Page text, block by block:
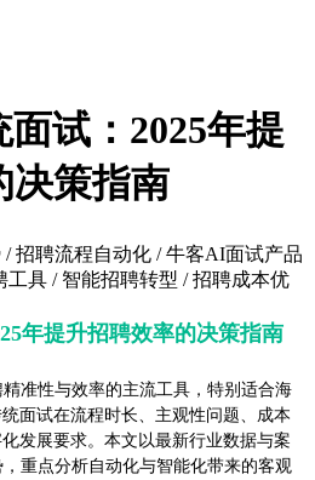
试：2025年提
决策指南
招聘流程自动化 / 牛客AI面试产品
工具 / 智能招聘转型 / 招聘成本优
年提升招聘效率的决策指南
准性与效率的主流工具，特别适合海
面试在流程时长、主观性问题、成本
发展要求。本文以最新行业数据与案
重点分析自动化与智能化带来的客观